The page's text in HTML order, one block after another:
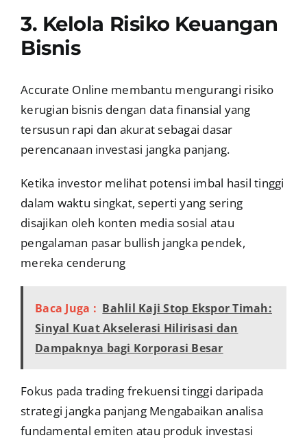
3. Kelola Risiko Keuangan
Bisnis
Accurate Online membantu mengurangi risiko
kerugian bisnis dengan data finansial yang
tersusun rapi dan akurat sebagai dasar
perencanaan investasi jangka panjang.
Ketika investor melihat potensi imbal hasil tinggi
dalam waktu singkat, seperti yang sering
disajikan oleh konten media sosial atau
pengalaman pasar bullish jangka pendek,
mereka cenderung
Baca Juga : Bahlil Kaji Stop Ekspor Timah:
Sinyal Kuat Akselerasi Hilirisasi dan
Dampaknya bagi Korporasi Besar
Fokus pada trading frekuensi tinggi daripada
strategi jangka panjang Mengabaikan analisa
fundamental emiten atau produk investasi